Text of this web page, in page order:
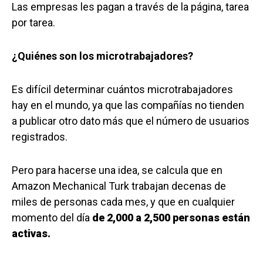
Las empresas les pagan a través de la página, tarea
por tarea.
¿Quiénes son los microtrabajadores?
Es difícil determinar cuántos microtrabajadores
hay en el mundo, ya que las compañías no tienden
a publicar otro dato más que el número de usuarios
registrados.
Pero para hacerse una idea, se calcula que en
Amazon Mechanical Turk trabajan decenas de
miles de personas cada mes, y que en cualquier
momento del día de 2,000 a 2,500 personas están
activas.